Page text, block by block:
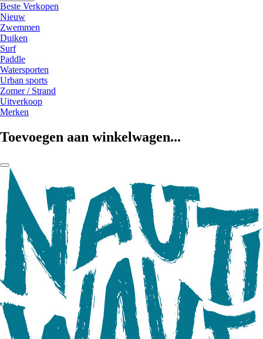
Beste Verkopen
Nieuw
Zwemmen
Duiken
Surf
Paddle
Watersporten
Urban sports
Zomer / Strand
Uitverkoop
Merken
Toevoegen aan winkelwagen...